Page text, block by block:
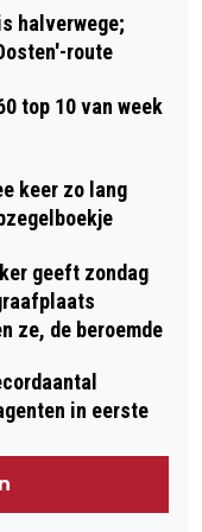
BUIEN
BIJ
halverwege;
route
top 10 van week
keer zo lang
geeft zondag
ze, de beroemde
in eerste